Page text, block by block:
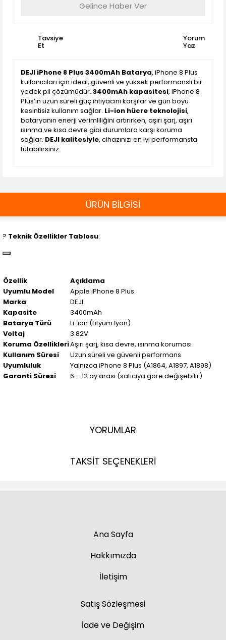
Gelince Haber Ver
Tavsiye
Et
Yorum
Yaz
DEJI iPhone 8 Plus 3400mAh Batarya, iPhone 8 Plus
kullanıcıları için ideal, güvenli ve yüksek performanslı bir
yedek pil çözümüdür. 3400mAh kapasitesi, iPhone 8
Plus’ın uzun süreli güç ihtiyacını karşılar ve gün boyu
kesintisiz kullanım sağlar. Li-ion hücre teknolojisi,
bataryanın enerji verimliliğini artırırken, aşırı şarj, aşırı
ısınma ve kısa devre gibi durumlara karşı koruma
sağlar. DEJI kalitesiyle, cihazınızı en iyi performansta
tutabilirsiniz.
ÜRÜN BİLGİSİ
?️ Teknik Özellikler Tablosu:
Özellik
Açıklama
Uyumlu Model
Apple iPhone 8 Plus
Marka
DEJI
Kapasite
3400mAh
Batarya Türü
Li-ion (Lityum İyon)
Voltaj
3.82V
Koruma ÖzellikleriAşırı şarj, kısa devre, ısınma koruması
Kullanım Süresi
Uzun süreli ve güvenli performans
Uyumluluk
Yalnızca iPhone 8 Plus (A1864, A1897, A1898)
Garanti Süresi
6 – 12 ay arası (satıcıya göre değişebilir)
YORUMLAR
TAKSİT SEÇENEKLERİ
Ana Sayfa
Hakkımızda
İletişim
Satış Sözleşmesi
İade ve Değişim